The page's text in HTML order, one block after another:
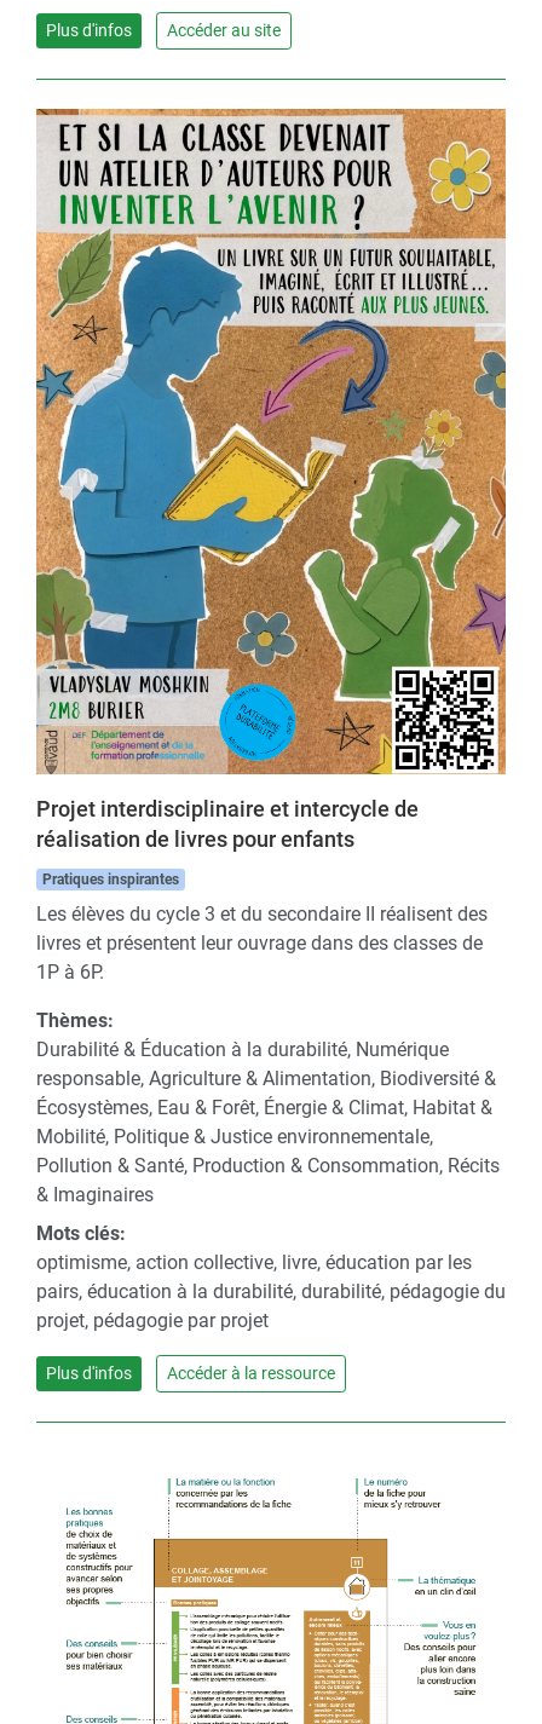
Plus d'infos Accéder au site
Projet interdisciplinaire et intercycle de
réalisation de livres pour enfants
Pratiques inspirantes
Les élèves du cycle 3 et du secondaire II réalisent des
livres et présentent leur ouvrage dans des classes de
1P à 6P.
Thèmes:
Durabilité & Éducation à la durabilité, Numérique
responsable, Agriculture & Alimentation, Biodiversité &
Écosystèmes, Eau & Forêt, Énergie & Climat, Habitat &
Mobilité, Politique & Justice environnementale,
Pollution & Santé, Production & Consommation, Récits
& Imaginaires
Mots clés:
optimisme, action collective, livre, éducation par les
pairs, éducation à la durabilité, durabilité, pédagogie du
projet, pédagogie par projet
Plus d'infos Accéder à la ressource